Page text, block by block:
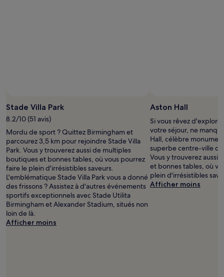
libre
droits
prise
par
Adam
Richardson
Stade Villa Park
8.2/10 (51 avis)
Mordu de sport ? Quittez Birmingham et
parcourez 3,5 km pour rejoindre Stade Villa
Park. Vous y trouverez aussi de multiples
boutiques et bonnes tables, où vous pourrez
faire le plein d'irrésistibles saveurs.
L'emblématique Stade Villa Park vous a donné
des frissons ? Assistez à d'autres événements
sportifs exceptionnels avec Stade Utilita
Birmingham et Alexander Stadium, situés non
loin de là.
Afficher moins
Aston Hall
Si vous rêvez
votre séjour, ne
Hall, célèbre
superbe centre-ville
Vous y trouverez aussi
et bonnes tables, où
plein d'irrésistibles
Afficher moins